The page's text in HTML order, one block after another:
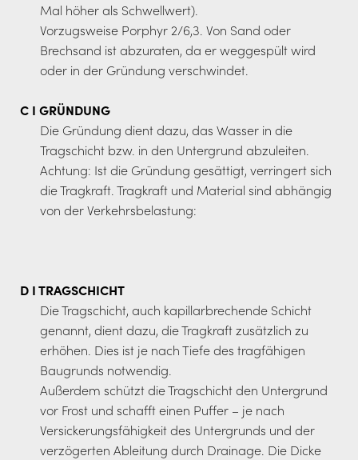
Mal höher als Schwellwert).
Vorzugsweise Porphyr 2/6,3. Von Sand oder
Brechsand ist abzuraten, da er weggespült wird
oder in der Gründung verschwindet.
C I GRÜNDUNG
Die Gründung dient dazu, das Wasser in die
Tragschicht bzw. in den Untergrund abzuleiten.
Achtung: Ist die Gründung gesättigt, verringert sich
die Tragkraft. Tragkraft und Material sind abhängig
von der Verkehrsbelastung:
D I TRAGSCHICHT
Die Tragschicht, auch kapillarbrechende Schicht
genannt, dient dazu, die Tragkraft zusätzlich zu
erhöhen. Dies ist je nach Tiefe des tragfähigen
Baugrunds notwendig.
Außerdem schützt die Tragschicht den Untergrund
vor Frost und schafft einen Puffer – je nach
Versickerungsfähigkeit des Untergrunds und der
verzögerten Ableitung durch Drainage. Die Dicke